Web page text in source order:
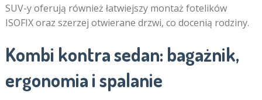
SUV-y oferują również łatwiejszy montaż fotelików
ISOFIX oraz szerzej otwierane drzwi, co docenią rodziny.
Kombi kontra sedan: bagażnik,
ergonomia i spalanie